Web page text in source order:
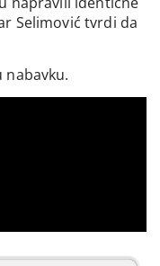
Selimović tvrdi da
nabavku.